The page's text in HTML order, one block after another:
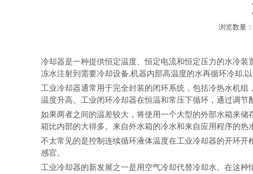
浏览数量：
冷却器是一种提供恒定温度、恒定电流和恒定压力的水冷
冻水注射到需要冷却设备,机器内部高温度的水再循环冷却,
工业冷却器通常用于完全封装的闭环系统，包括冷热水机
温度升高。工业闭环冷却器在恒温和常压下循环，通过调
如果两者之间的温差较大，将使用一个大型的外部水箱来
箱比内部的大得多。来自外水箱的冷水和来自应用程序的热
不太常见的是控制连续循环液体温度在工业冷却器的开环
感官。
工业冷却器的新发展之一是用空气冷却代替冷却水。在这